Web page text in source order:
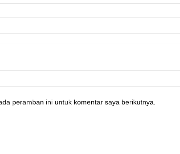
peramban ini untuk komentar saya berikutnya.